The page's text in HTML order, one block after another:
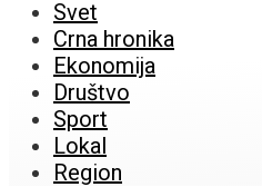
Svet
Crna hronika
Ekonomija
Društvo
Sport
Lokal
Region